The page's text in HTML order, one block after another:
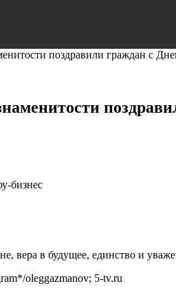
поздравили граждан с
бизнес
вера в будущее, единство и
oleggazmanov; 5-tv.ru